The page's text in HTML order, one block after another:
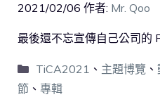
2021/02/06 作者: Mr. Qoo
最後還不忘宣傳自己公司的
TiCA2021 、 主題博覽 、
節 、 專輯